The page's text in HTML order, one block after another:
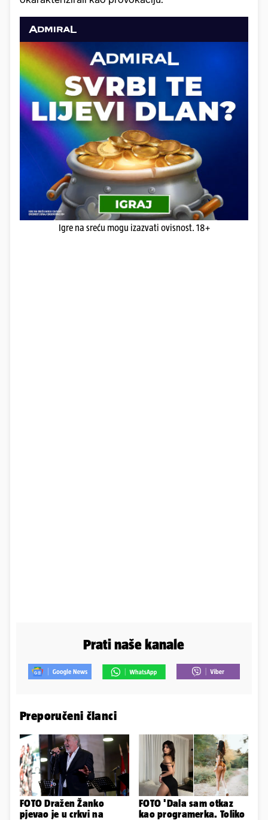
Igre na sreću mogu izazvati ovisnost. 18+
Prati naše kanale
Preporučeni članci
FOTO Dražen Žanko
pjevao je u crkvi na
FOTO 'Dala sam otkaz
kao programerka. Toliko